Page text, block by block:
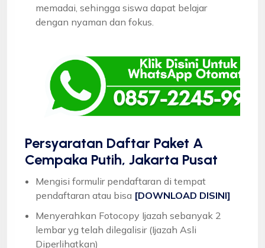
memadai, sehingga siswa dapat belajar
dengan nyaman dan fokus.
Persyaratan Daftar Paket A
Cempaka Putih, Jakarta Pusat
Mengisi formulir pendaftaran di tempat
pendaftaran atau bisa [DOWNLOAD DISINI]
Menyerahkan Fotocopy Ijazah sebanyak 2
lembar yg telah dilegalisir (Ijazah Asli
Diperlihatkan)